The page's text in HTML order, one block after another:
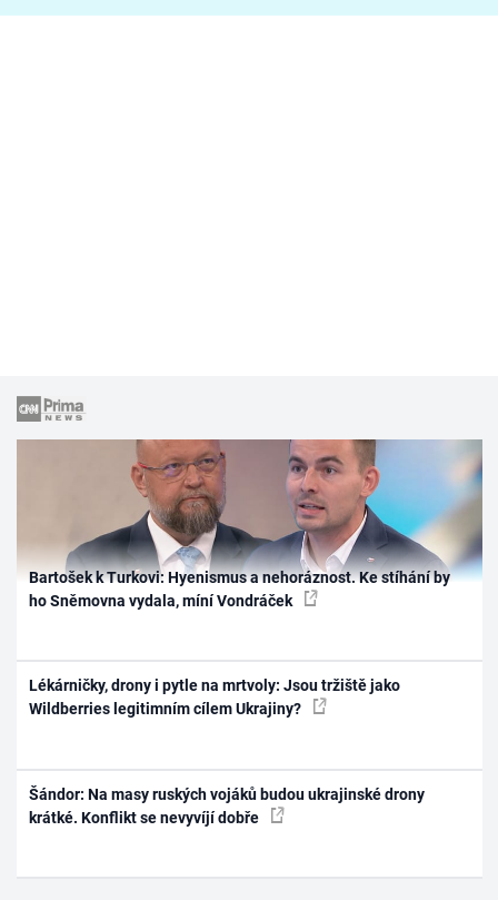
Bartošek k Turkovi: Hyenismus a nehoráznost. Ke stíhání by
ho Sněmovna vydala, míní Vondráček
Lékárničky, drony i pytle na mrtvoly: Jsou tržiště jako
Wildberries legitimním cílem Ukrajiny?
Šándor: Na masy ruských vojáků budou ukrajinské drony
krátké. Konflikt se nevyvíjí dobře